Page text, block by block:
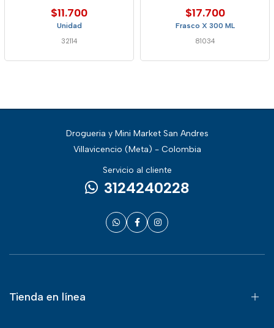
$11.700
Unidad
32114
$17.700
Frasco X 300 ML
81034
Drogueria y Mini Market San Andres
Villavicencio (Meta) - Colombia
Servicio al cliente
3124240228
Tienda en línea